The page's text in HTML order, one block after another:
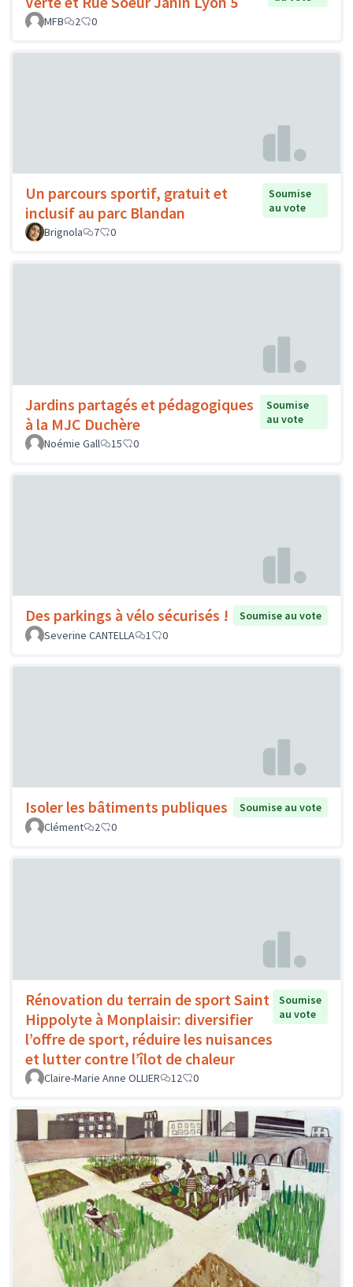
MFB
2 0
Un parcours sportif, gratuit et
inclusif au parc Blandan
Soumise
au vote
Brignola
7 0
Jardins partagés et pédagogiques
à la MJC Duchère
Soumise
au vote
Noémie Gall
15 0
Des parkings à vélo sécurisés !
Soumise au vote
Severine CANTELLA
1 0
Isoler les bâtiments publiques
Soumise au vote
Clément
2 0
Rénovation du terrain de sport Saint
Hippolyte à Monplaisir: diversifier
l’offre de sport, réduire les nuisances
et lutter contre l’îlot de chaleur
Soumise
au vote
Claire-Marie Anne OLLIER 12 0